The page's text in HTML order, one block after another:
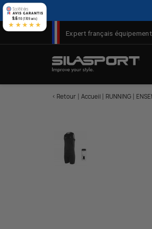
Expert français
< Retour Accueil RUNNING
9.6/10 (1709 avis)
★★★★★
Panneau de gestion des cookies